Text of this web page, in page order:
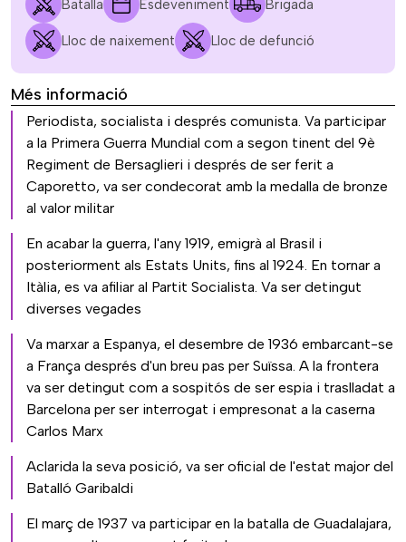
Batalla Esdeveniment Brigada
Lloc de naixement Lloc de defunció
Més informació
Periodista, socialista i després comunista. Va participar
a la Primera Guerra Mundial com a segon tinent del 9è
Regiment de Bersaglieri i després de ser ferit a
Caporetto, va ser condecorat amb la medalla de bronze
al valor militar
En acabar la guerra, l'any 1919, emigrà al Brasil i
posteriorment als Estats Units, fins al 1924. En tornar a
Itàlia, es va afiliar al Partit Socialista. Va ser detingut
diverses vegades
Va marxar a Espanya, el desembre de 1936 embarcant-se
a França després d'un breu pas per Suïssa. A la frontera
va ser detingut com a sospitós de ser espia i traslladat a
Barcelona per ser interrogat i empresonat a la caserna
Carlos Marx
Aclarida la seva posició, va ser oficial de l'estat major del
Batalló Garibaldi
El març de 1937 va participar en la batalla de Guadalajara,